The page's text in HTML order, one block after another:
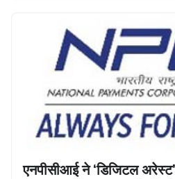
एनपीसीआई ने ‘डिजिटल